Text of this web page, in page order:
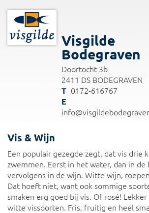
Visgilde
Bodegraven
Doortocht 3b
2411 DS BODEGRAVEN
0172-616767
Vis & Wijn
Een populair gezegde zegt, dat vis drie
zwemmen. Eerst in het water, dan in
vervolgens in de wijn. Witte wijn,
Dat hoeft niet, want ook sommige
smaken erg goed bij vis. Of rosé!
witte vissoorten. Fris, fruitig en heel